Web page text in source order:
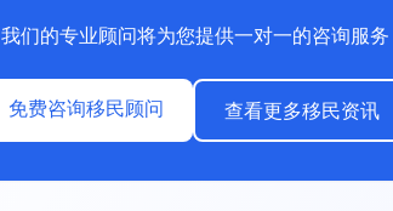
我们的专业顾问将为您提供一对一的咨询服务
免费咨询移民顾问 查看更多移民资讯